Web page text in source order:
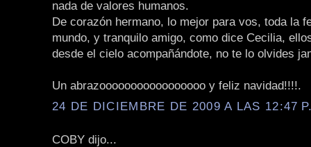
nada de valores humanos.
De corazón hermano, lo mejor para vos, toda la
mundo, y tranquilo amigo, como dice Cecilia,
desde el cielo acompañándote, no te lo olvides
Un abrazooooooooooooooooo y feliz navidad!!!!.
24 DE DICIEMBRE DE 2009 A LAS 12:47
COBY dijo...